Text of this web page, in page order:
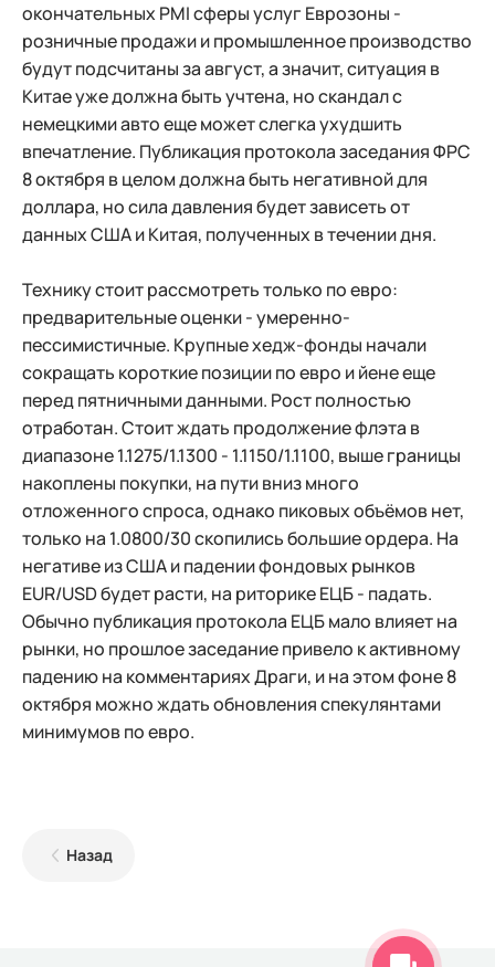
окончательных PMI сферы услуг Еврозоны -
розничные продажи и промышленное производство
будут подсчитаны за август, а значит, ситуация в
Китае уже должна быть учтена, но скандал с
немецкими авто еще может слегка ухудшить
впечатление. Публикация протокола заседания ФРС
8 октября в целом должна быть негативной для
доллара, но сила давления будет зависеть от
данных США и Китая, полученных в течении дня.
Технику стоит рассмотреть только по евро:
предварительные оценки - умеренно-
пессимистичные. Крупные хедж-фонды начали
сокращать короткие позиции по евро и йене еще
перед пятничными данными. Рост полностью
отработан. Стоит ждать продолжение флэта в
диапазоне 1.1275/1.1300 - 1.1150/1.1100, выше границы
накоплены покупки, на пути вниз много
отложенного спроса, однако пиковых объёмов нет,
только на 1.0800/30 скопились большие ордера. На
негативе из США и падении фондовых рынков
EUR/USD будет расти, на риторике ЕЦБ - падать.
Обычно публикация протокола ЕЦБ мало влияет на
рынки, но прошлое заседание привело к активному
падению на комментариях Драги, и на этом фоне 8
октября можно ждать обновления спекулянтами
минимумов по евро.
Назад